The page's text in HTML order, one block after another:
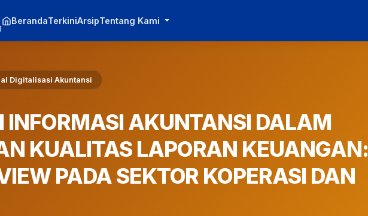
BerandaTerkiniArsipTentang Kami
Digitalisasi Akuntansi
INFORMASI AKUNTANSI DALAM
KUALITAS LAPORAN KEUANGAN:
PADA SEKTOR KOPERASI DAN